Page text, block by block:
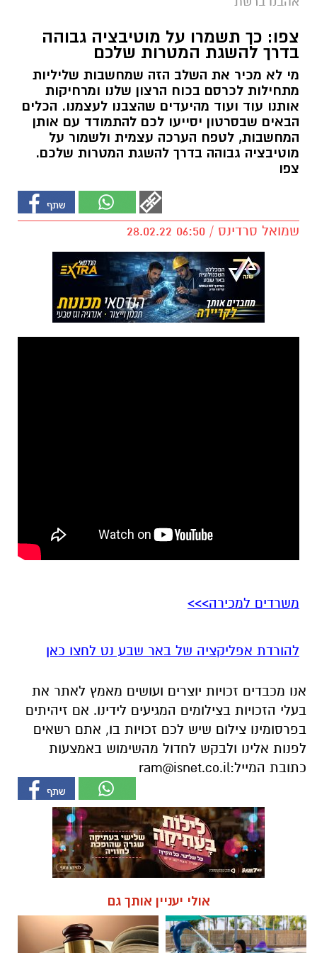
צפו: כך תשמרו על מוטיבציה גבוהה
בדרך להשגת המטרות שלכם
מי לא מכיר את השלב הזה שמחשבות שליליות
מתחילות לכרסם בכוח הרצון שלנו ומרחיקות
אותנו עוד ועוד מהיעדים שהצבנו לעצמנו. הכלים
הבאים שבסרטון יסייעו לכם להתמודד עם אותן
המחשבות, לטפח הערכה עצמית ולשמור על
מוטיבציה גבוהה בדרך להשגת המטרות שלכם.
צפו
שמואל סרדינס / 06:50 28.02.22
משרדים למכירה>>>
להורדת אפליקציה של באר שבע נט לחצו כאן
אנו מכבדים זכויות יוצרים ועושים מאמץ לאתר את
בעלי הזכויות בצילומים המגיעים לידינו. אם זיהיתים
בפרסומינו צילום שיש לכם זכויות בו, אתם רשאים
לפנות אלינו ולבקש לחדול מהשימוש באמצעות
כתובת המייל:ram@isnet.co.il
אולי יעניין אותך גם